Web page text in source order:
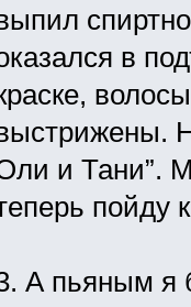
в
и Тани”.
пойду
А пьяным я